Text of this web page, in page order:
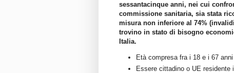
sessantacinque anni, nei cui
commissione sanitaria, sia stata
misura non inferiore al 74%
trovino in stato di bisogno
Italia.
Età compresa fra i 18 e i 67
Essere cittadino o UE